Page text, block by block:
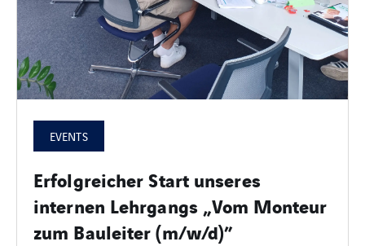
EVENTS
Erfolgreicher Start unseres
internen Lehrgangs „Vom Monteur
zum Bauleiter (m/w/d)”